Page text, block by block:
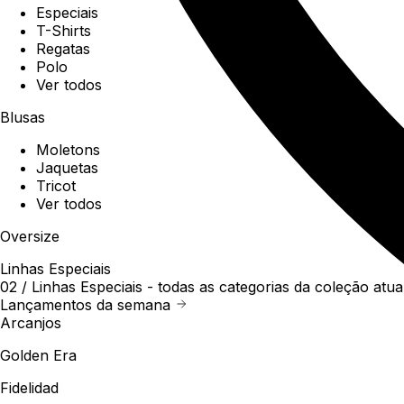
Especiais
T-Shirts
Regatas
Polo
Ver todos
Blusas
Moletons
Jaquetas
Tricot
Ver todos
Oversize
Linhas Especiais
02 / Linhas Especiais - todas as categorias da coleção
Lançamentos da semana
Arcanjos
Golden Era
Fidelidad